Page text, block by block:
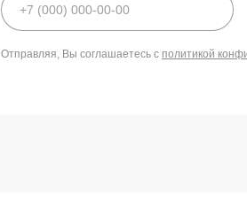
Отправляя, Вы соглашаетесь с политикой